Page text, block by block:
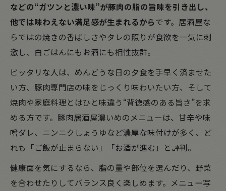
などの“ガツンと濃い味”が豚肉の脂の旨味を引き出し、
他では味わえない満足感が生まれるからです。居酒屋な
らではの焼きの香ばしさやタレの照りが食欲を一気に刺
激し、白ごはんにもお酒にも相性抜群。
ピッタリな人は、めんどうな日の夕食を手早く済ませた
い方、豚肉専門店の味をじっくり味わいたい方、そして
焼肉や家庭料理とはひと味違う“背徳感のある旨さ”を求
める方です。豚肉居酒屋濃いめのメニューは、甘辛や味
噌ダレ、ニンニクしょうゆなど濃厚な味付けが多く、ど
れも「ご飯が止まらない」「お酒が進む」と評判。
健康面を気にするなら、脂の量や部位を選んだり、野菜
を合わせたりしてバランス良く楽しめます。メニュー写